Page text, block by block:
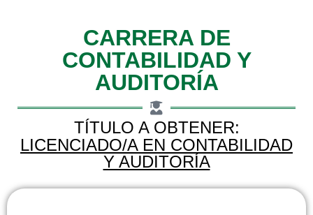
CARRERA DE
CONTABILIDAD Y
AUDITORÍA
TÍTULO A OBTENER:
LICENCIADO/A EN CONTABILIDAD
Y AUDITORÍA